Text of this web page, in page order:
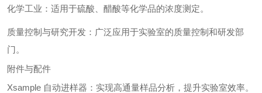
化学工业：适用于硫酸、醋酸等化学品的浓度测定。
质量控制与研究开发：广泛应用于实验室的质量控制和研发部
门。
附件与配件
Xsample 自动进样器：实现高通量样品分析，提升实验室效率。